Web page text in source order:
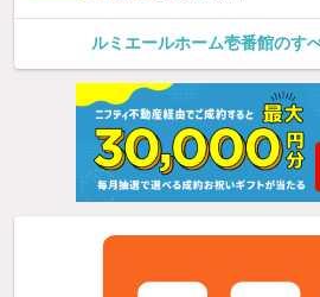
ルミエールホーム壱番館のす